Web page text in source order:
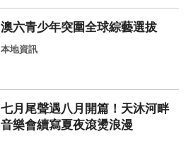
澳六青少年突圍全球綜藝選拔
本地資訊
七月尾聲遇八月開篇！天沐河畔
音樂會續寫夏夜滾燙浪漫